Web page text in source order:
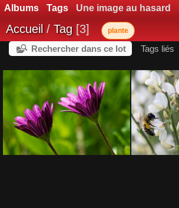
Albums Tags Une image au hasard
Accueil/ Tag 3 plante
Rechercher dans ce lot Tags liés